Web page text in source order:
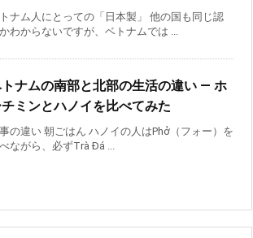
ナム人にとっての「日本製」 他の国も同じ認
わからないですが、ベトナムでは ...
ナムの南部と北部の生活の違い ― ホ
ミンとハノイを比べてみた
の違い 朝ごはん ハノイの人はPhở（フォー）を
ながら、必ずTrà Đá ...